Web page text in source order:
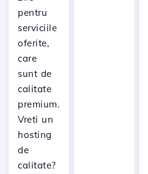
pentru
serviciile
oferite,
care
sunt de
calitate
premium.
Vreti un
hosting
de
calitate?